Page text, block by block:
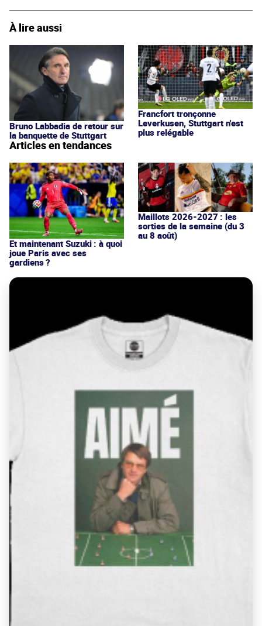
À lire aussi
Bruno Labbadia de retour sur
la banquette de Stuttgart
Francfort tronçonne
Leverkusen, Stuttgart n'est
plus relégable
Articles en tendances
Et maintenant Suzuki : à quoi
joue Paris avec ses
gardiens ?
Maillots 2026-2027 : les
sorties de la semaine (du 3
au 8 août)